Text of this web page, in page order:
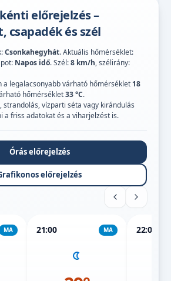
előrejelzés –
csapadék és szél
Csonkahegyhát. Aktuális hőmérséklet:
Napos idő. Szél:8 km/h, szélirány:
a legalacsonyabb várható hőmérséklet 18
hőmérséklet33 °C.
strandolás, vízparti séta vagy kirándulás
a friss adatokat és a viharjelzést is.
Órás előrejelzés
előrejelzés
MA 21:00 MA 22:00